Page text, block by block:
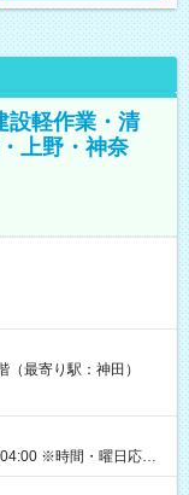
設軽作業・清
上野・神奈
最寄り駅：神田）
日応相
4ｈから勤務OK！ もち